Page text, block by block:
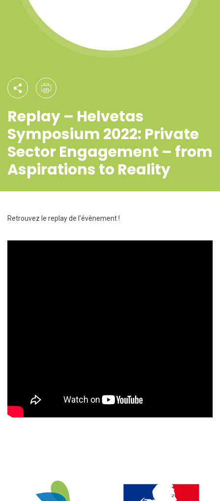
Replay – Helvetas
Symposium 2022: Private
Sector Engagement – from
Aspirations to Reality
Retrouvez le replay de l’évènement !